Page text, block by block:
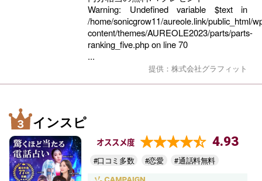
Warning: Undefined variable $text in
/home/sonicgrow11/aureole.link/public_html/
content/themes/AUREOLE2023/parts/parts-
ranking_five.phpon line70
...
提供：株式会社グラフィット
インスピ
オススメ度 4.93
#口コミ多数 #恋愛 #通話料無料